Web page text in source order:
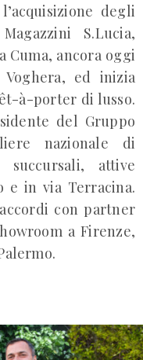
degli
S.Lucia,
Cuma, ancora oggi
ed inizia
à-porter di lusso.
del Gruppo
nazionale di
succursali, attive
e in via Terracina.
con partner
a Firenze,